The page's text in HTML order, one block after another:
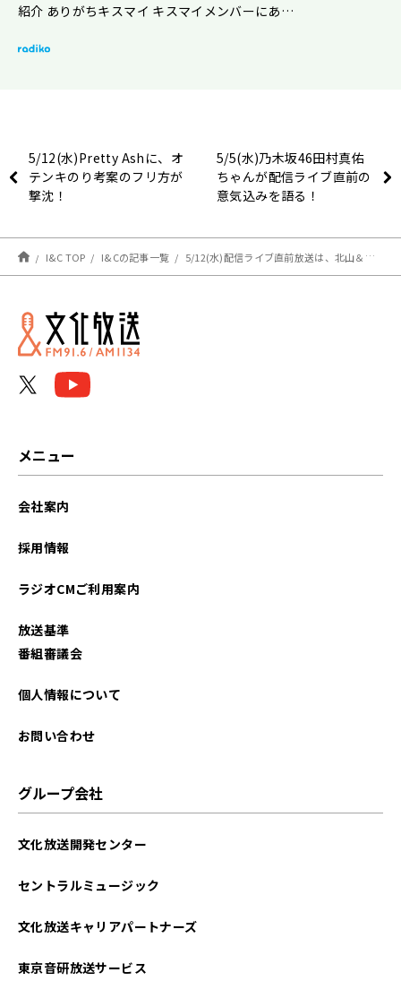
紹介 ありがちキスマイ キスマイメンバーにあ…
5/12(水)Pretty Ashに、オ
テンキのり考案のフリ方が
撃沈！
5/5(水)乃木坂46田村真佑
ちゃんが配信ライブ直前の
意気込みを語る！
I&C TOP I&Cの記事一覧 5/12(水)配信ライブ直前放送は、北山＆二階堂のコンビでお届け！
メニュー
会社案内
採用情報
ラジオCMご利用案内
放送基準
番組審議会
個人情報について
お問い合わせ
グループ会社
文化放送開発センター
セントラルミュージック
文化放送キャリアパートナーズ
東京音研放送サービス